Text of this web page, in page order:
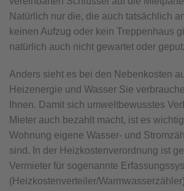
Natürlich nur die, die auch tatsächlich
keinen Aufzug oder kein Treppenhaus
natürlich auch nicht gewartet oder
Anders sieht es bei den Nebenkosten
Heizenergie und Wasser Sie
Ihnen. Damit sich umweltbewusstes
Mieter auch bezahlt macht, ist es
Wohnung eigene Wasser- und
sind. In der Heizkostenverordnung ist
Vermieter für sogenannte
(Heizkostenverteiler/